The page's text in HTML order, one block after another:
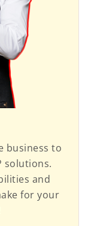
business to
solutions.
and
for your